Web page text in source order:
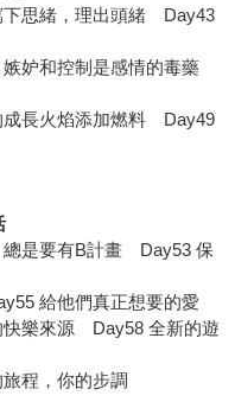
思緒，理出頭緒 Day43
妒和控制是感情的毒藥
長火焰添加燃料 Day49
是要有B計畫 Day53 保
給他們真正想要的愛
樂來源 Day58 全新的遊
程，你的步調